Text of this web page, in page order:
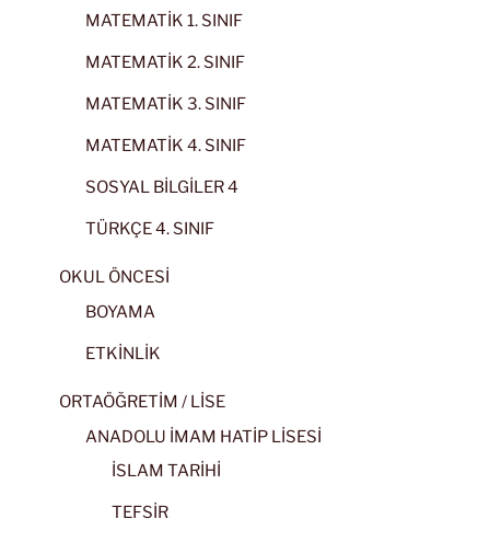
MATEMATİK 1. SINIF
MATEMATİK 2. SINIF
MATEMATİK 3. SINIF
MATEMATİK 4. SINIF
SOSYAL BİLGİLER 4
TÜRKÇE 4. SINIF
OKUL ÖNCESİ
BOYAMA
ETKİNLİK
ORTAÖĞRETİM / LİSE
ANADOLU İMAM HATİP LİSESİ
İSLAM TARİHİ
TEFSİR